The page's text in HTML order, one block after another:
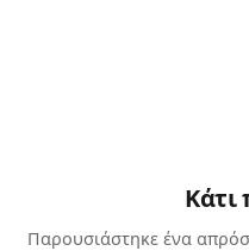
Κάτι
Παρουσιάστηκε ένα